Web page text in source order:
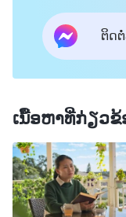
ອິດສາບໍໃນລະຫວ່າ
ສະຫວ່າງໃນການສົ
ກ່ຽວກັບພຣະທຳຂອ
ບໍ່ເຄີຍ. ຖ້າອ້າຍເອື້
ການສົນທະນາຂອງ
ນ້ອຍ. ມັນເຮັດໃຫ້ຂ້
ກໍມັກມັນຫຼາຍ!” ເມື່
ນ້ອຍຮູ້ສຶກບໍ່ດີຂຶ້ນກວ່
ຕິດ
ເນື້ອຫາທີ່ກ່ຽວຂ້